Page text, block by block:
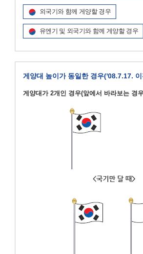
외국기와 함께 게양할 경우
유엔기 및 외국기와 함께 게양할 경우
게양대 높이가 동일한 경우('08.7.17.
게양대가 2개인 경우(앞에서 바라보는 경